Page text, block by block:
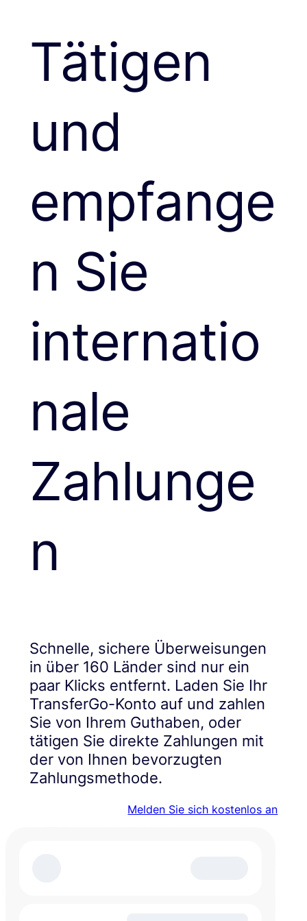
Tätigen
und
empfange
n Sie
internatio
nale
Zahlunge
n
Schnelle, sichere Überweisungen
in über 160 Länder sind nur ein
paar Klicks entfernt. Laden Sie Ihr
TransferGo-Konto auf und zahlen
Sie von Ihrem Guthaben, oder
tätigen Sie direkte Zahlungen mit
der von Ihnen bevorzugten
Zahlungsmethode.
Melden Sie sich kostenlos an